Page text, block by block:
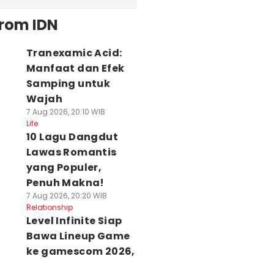
IDN
Tranexamic Acid:
Manfaat dan Efek
Samping untuk
Wajah
7 Aug 2026, 20:10 WIB
Life
10 Lagu Dangdut
Lawas Romantis
yang Populer,
Penuh Makna!
7 Aug 2026, 20:20 WIB
Relationship
Level Infinite Siap
Bawa Lineup Game
ke gamescom 2026,